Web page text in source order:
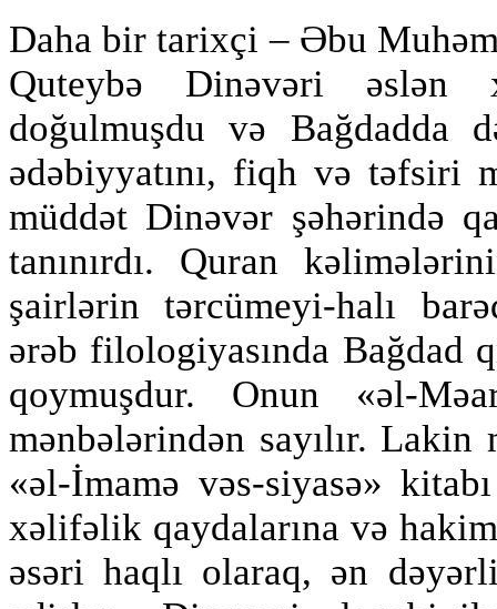
Daha bir tarixçi – Əbu
Quteybə Dinəvəri əslən
doğulmuşdu və
ədəbiyyatını, fiqh və təfsiri
müddət Dinəvər şəhərində
tanınırdı. Quran
şairlərin tərcümeyi-halı
ərəb filologiyasında Bağdad
qoymuşdur. Onun «əl-
mənbələrindən sayılır.
«əl-İmamə vəs-siyasə»
xəlifəlik qaydalarına və
əsəri haqlı olaraq, ən